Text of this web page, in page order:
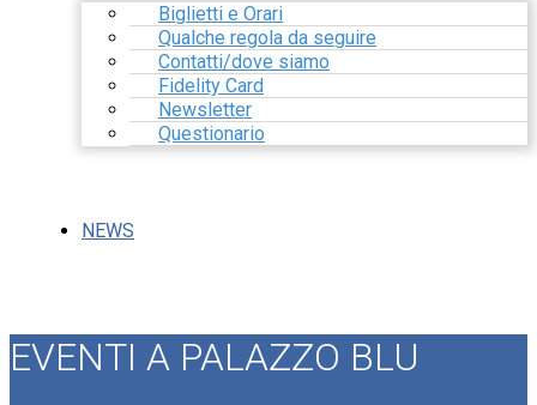
Biglietti e Orari
Qualche regola da seguire
Contatti/dove siamo
Fidelity Card
Newsletter
Questionario
NEWS
EVENTI A PALAZZO BLU